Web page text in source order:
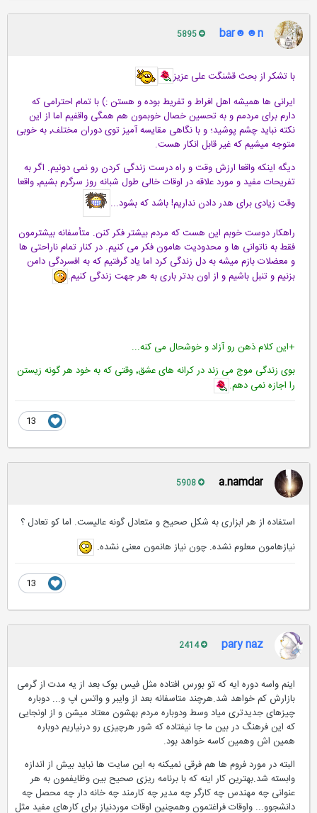
bar☻☻n
با تشکر از بحث قشنگت علی عزیز
ایرانی ها همیشه اهل افراط و تفریط بوده و هستن :) با تمام احترامی که
دارم برای مردمم و به تحسین خصال خوبمون هم همگی واقفیم اما از این
نکته نباید چشم پوشید؛ و با نگاهی مقایسه آمیز توی دوران مختلف٬ به خوبی
متوجه میشیم که غیر قابل انکار هست.
دیگه اینکه واقعا ارزش وقت و راه درست زندگی کردن رو نمی دونیم. اگر به
تفریحات مفید و مورد علاقه در اوقات خالی طول شبانه روز سرگرم بشیم٬ واقعا
وقت زیادی برای هدر دادن نداریم! باشد که بشود...
راهکار دوست خوبم این هست که مردم بیشتر فکر کنن. متأسفانه بیشترمون
فقط به ناتوانی ها و محدودیت هامون فکر می کنیم. در کنار تمام ناراحتی ها
و معضلات بازم میشه به دل زندگی کرد اما یاد گرفتیم که به افسردگی دامن
بزنیم و تنبل باشیم و از اون بدتر باری به هر جهت زندگی کنیم.
+این کلام ذهن رو آزاد و خوشحال می کنه...
بوی زندگی موج می زند در کرانه های عشق٬ وقتی که به خود هر گونه زیستن
را اجازه نمی دهم.
a.namdar
استفاده از هر ابزاری به شکل صحیح و متعادل گونه عالیست. اما کو تعادل ؟
نیازهامون معلوم نشده. چون نیاز هانمون معنی نشده.
pary naz
اینم واسه دوره ایه که تو بورس افتاده مثل فیس بوک بعد از یه مدت از گرمی
بازارش کم خواهد شد.هرچند متاسفانه بعد از وایبر و واتس اپ و... دوباره
چیزهای جدیدتری میاد وسط ودوباره مردم بهشون معتاد میشن و از اونجایی
که این فرهنگ در بین ما جا نیفتاده که شور هرچیزی رو درنیاریم دوباره
همین اش وهمین کاسه خواهد بود.
البته در مورد فروم ها هم فرقی نمیکنه به این سایت ها نباید بیش از اندازه
وابسته شد.بهترین کار اینه که با برنامه ریزی صحیح بین وظایفمون به هر
عنوانی چه مهندس چه کارگر چه مدیر چه کارمند چه خانه دار چه محصل چه
دانشجوو... واوقات فراغتمون وهمچنین اوقات موردنیاز برای کارهای مفید مثل